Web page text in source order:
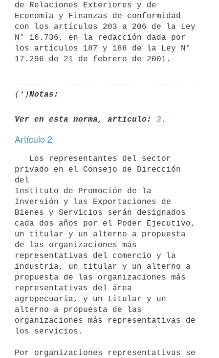
de Relaciones Exteriores y de
Economía y Finanzas de conformidad
con los artículos 203 a 206 de la Ley
N° 16.736, en la redacción dada por
los artículos 187 y 188 de la Ley N°
(*)Notas:
Ver en esta norma, artículo: 3
Artículo 2
privado en el Consejo de Dirección
del
Instituto de Promoción de la
Inversión y las Exportaciones de
Bienes y Servicios serán designados
cada dos años por el Poder Ejecutivo,
un titular y un alterno a propuesta
de las organizaciones más
representativas del comercio y la
industria, un titular y un alterno a
propuesta de las organizaciones más
representativas del área
agropecuaria, y un titular y un
alterno a propuesta de las
organizaciones más representativas de
los servicios.
Por organizaciones representativas se